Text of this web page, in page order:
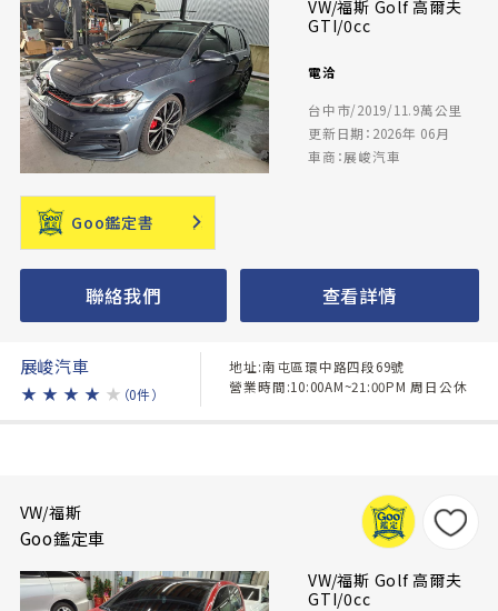
VW/福斯 Golf 高爾夫
GTI/0cc
電洽
台中市/2019/11.9萬公里
更新日期：2026年 06月
車商：展峻汽車
Goo鑑定書
聯絡我們 查看詳情
展峻汽車
★ ★ ★ ★ ★ （0件）
地址:南屯區環中路四段69號
營業時間:10:00AM~21:00PM 周日公休
VW/福斯
Goo鑑定車
VW/福斯 Golf 高爾夫
GTI/0cc